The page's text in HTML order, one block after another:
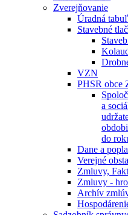
Zverejňovanie
Úradná
Stavebné
VZN
PHSR obce
a
do
Dane a
Verejné
Zmluvy,
Zmluvy -
Archív